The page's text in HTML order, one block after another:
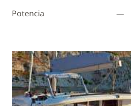
Potencia —